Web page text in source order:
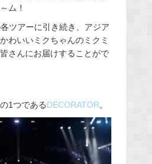
ム！
ツアーに引き続き、アジア
わいいミクちゃんのミクミ
さんにお届けすることがで
1つであるDECORATOR。